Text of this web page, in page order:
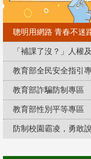
聰明用網路 青春不迷
「補課了沒？」人權
教育部全民安全指引
教育部詐騙防制專區
教育部性別平等專區
防制校園霸凌，勇敢